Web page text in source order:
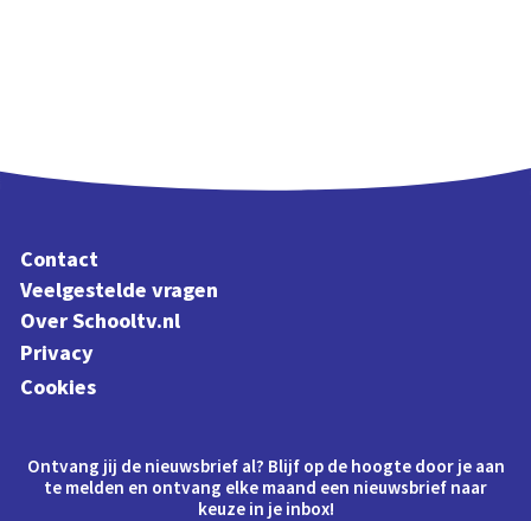
Contact
Veelgestelde vragen
Over Schooltv.nl
Privacy
Cookies
Ontvang jij de nieuwsbrief al? Blijf op de hoogte door je aan
te melden en ontvang elke maand een nieuwsbrief naar
keuze in je inbox!